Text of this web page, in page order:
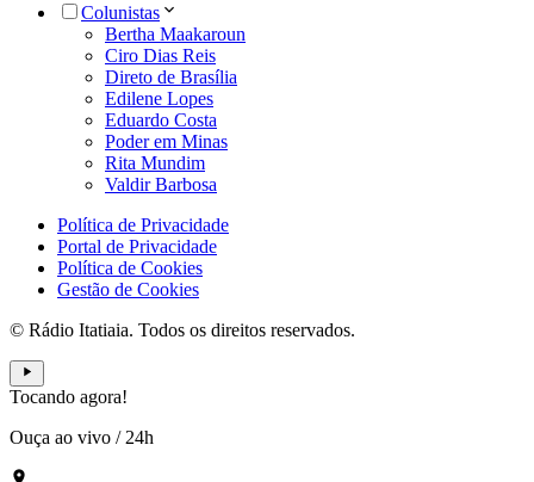
Colunistas
Bertha Maakaroun
Ciro Dias Reis
Direto de Brasília
Edilene Lopes
Eduardo Costa
Poder em Minas
Rita Mundim
Valdir Barbosa
Política de Privacidade
Portal de Privacidade
Política de Cookies
Gestão de Cookies
© Rádio Itatiaia. Todos os direitos reservados.
Tocando agora!
Ouça ao vivo / 24h